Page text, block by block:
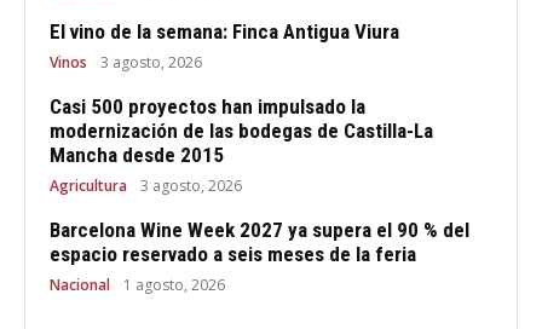
El vino de la semana: Finca Antigua Viura
Vinos 3 agosto, 2026
Casi 500 proyectos han impulsado la
modernización de las bodegas de Castilla-La
Mancha desde 2015
Agricultura 3 agosto, 2026
Barcelona Wine Week 2027 ya supera el 90 % del
espacio reservado a seis meses de la feria
Nacional 1 agosto, 2026